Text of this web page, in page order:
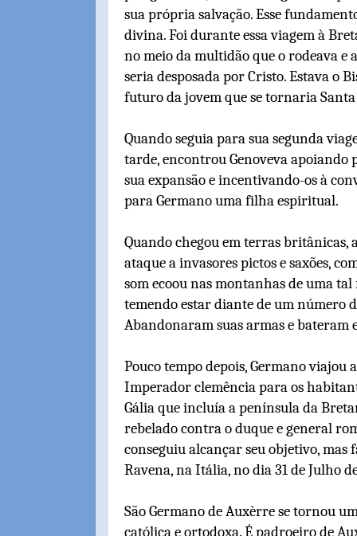
sua própria salvação. Esse
divina. Foi durante essa viagem à
no meio da multidão que o rodeava e
seria desposada por Cristo. Estava o
futuro da jovem que se tornaria Santa
Quando seguia para sua segunda
tarde, encontrou Genoveva apoiando
sua expansão e incentivando-os à
para Germano uma filha espiritual.
Quando chegou em terras britânicas,
ataque a invasores pictos e saxões,
som ecoou nas montanhas de uma
temendo estar diante de um número
Abandonaram suas armas e bateram
Pouco tempo depois, Germano viajou
Imperador clemência para os
Gália que incluía a península da
rebelado contra o duque e general
conseguiu alcançar seu objetivo, mas
Ravena, na Itália, no dia 31 de Julho
São Germano de Auxèrre se tornou
católica e ortodoxa. É padroeiro de